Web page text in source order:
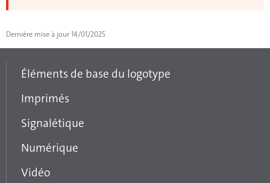
Dernière mise à jour14/01/2025
Menu
navigation
Éléments de base du logotype
Imprimés
Signalétique
Numérique
Vidéo